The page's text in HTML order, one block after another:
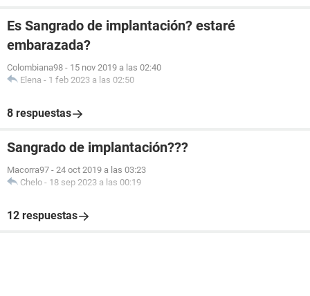
Es Sangrado de implantación? estaré
embarazada?
Colombiana98 - 15 nov 2019 a las 02:40
Elena - 1 feb 2023 a las 02:50
8 respuestas
Sangrado de implantación???
Macorra97 - 24 oct 2019 a las 03:23
Chelo - 18 sep 2023 a las 00:19
12 respuestas